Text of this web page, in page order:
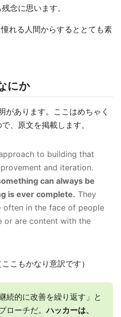
念に思います。
憧れる人間からするととても素
にか
があります。ここはめちゃく
、原文を掲載します。
to building that
and iteration.
can always be
is ever complete. They
in the face of people
or are content with the
こもかなり意訳です）
続的に改善を繰り返す」と
ローチだ。ハッカーは、